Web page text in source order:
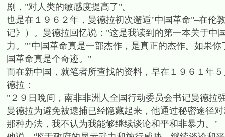
剧，"对人类的敏感度提高了"。
也是在１９６２年，曼德拉初次邂逅"中国革命"–在伦
记》）。曼德拉回忆说："这是我读到的第一本关于
力。""中国革命真是一部杰作，是真正的杰作。如果
国革命真是个奇迹。"
而在新中国，就笔者所查找的资料，早在１９６１年
德拉：
"２９日晚间，南非非洲人全国行动委员会书记曼德拉
曼德拉为避免被逮捕已经隐藏起来，他通过秘密途径
那种办法，我不认为我能够继续谈论和平和非暴力。"